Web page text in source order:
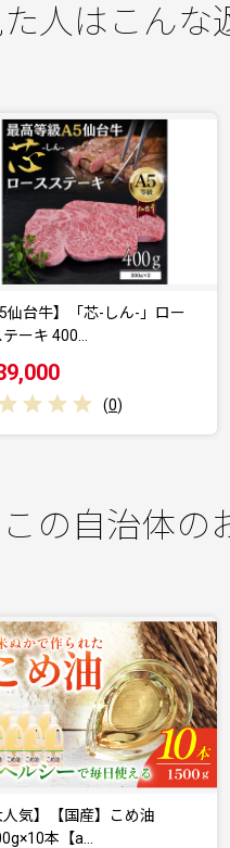
人はこんな
仙台牛】「芯-しん-」ロー
ーキ 200…
(0)
この自治体の
し 無添加 訳あり はちみつ梅
1kg（5…